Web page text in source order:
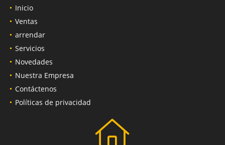
Inicio
Ventas
arrendar
Servicios
Novedades
Nuestra Empresa
Contáctenos
Políticas de privacidad